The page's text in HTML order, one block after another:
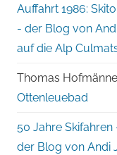
Auffahrt 1986:
- der Blog von
auf die Alp
Thomas
Ottenleuebad
50 Jahre
der Blog von Andi